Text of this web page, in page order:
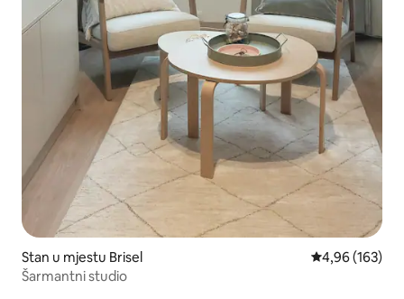
Stan u mjestu Brisel Prosječna
4,96 (163)
Šarmantni studio